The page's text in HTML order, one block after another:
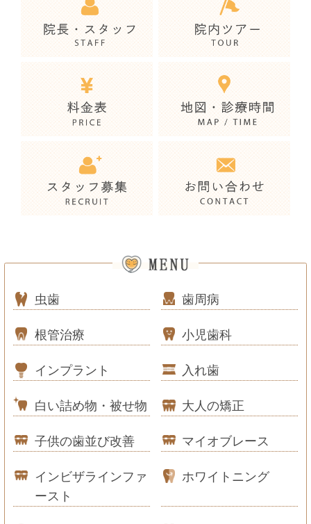
虫歯 歯周病
根管治療 小児歯科
インプラント 入れ歯
白い詰め物・被せ物 大人の矯正
子供の歯並び改善 マイオブレース
インビザラインファ
ースト
ホワイトニング